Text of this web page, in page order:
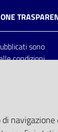
sono
condizioni